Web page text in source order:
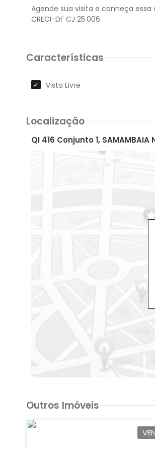
Agende sua visita e conheça essa
Características
Vista Livre
Localização
QI 416 Conjunto 1, SAMAMBAIA
Outros Imóveis